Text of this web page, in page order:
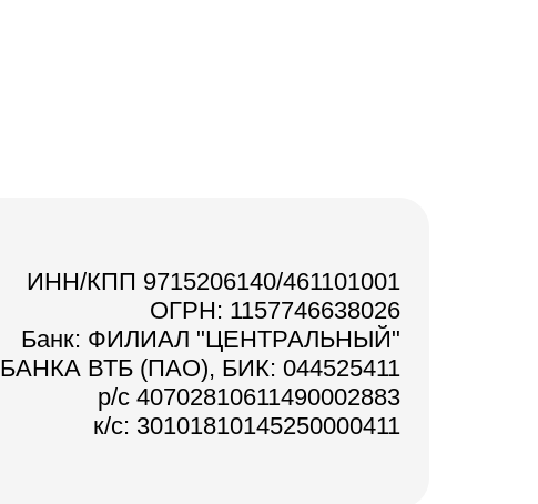
ИНН/КПП 9715206140/461101001
ОГРН: 1157746638026
Банк: ФИЛИАЛ "ЦЕНТРАЛЬНЫЙ"
БАНКА ВТБ (ПАО), БИК: 044525411
р/с 40702810611490002883
к/с: 30101810145250000411